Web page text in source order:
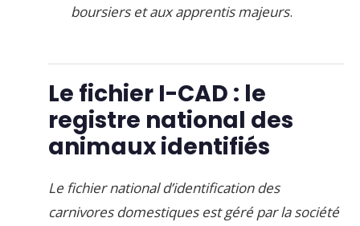
boursiers et aux apprentis majeurs.
Le fichier I-CAD : le
registre national des
animaux identifiés
Le fichier national d’identification des
carnivores domestiques est géré par la société